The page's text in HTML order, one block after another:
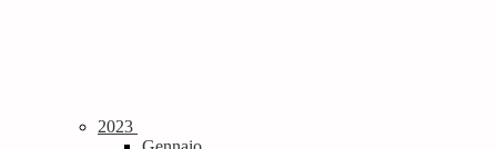
2023